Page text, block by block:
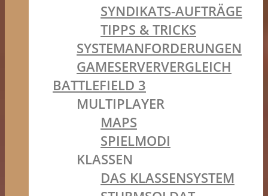
SYNDIKATS-AUFTRÄGE
TIPPS & TRICKS
SYSTEMANFORDERUNGEN
GAMESERVERVERGLEICH
BATTLEFIELD 3
MULTIPLAYER
MAPS
SPIELMODI
KLASSEN
DAS KLASSENSYSTEM